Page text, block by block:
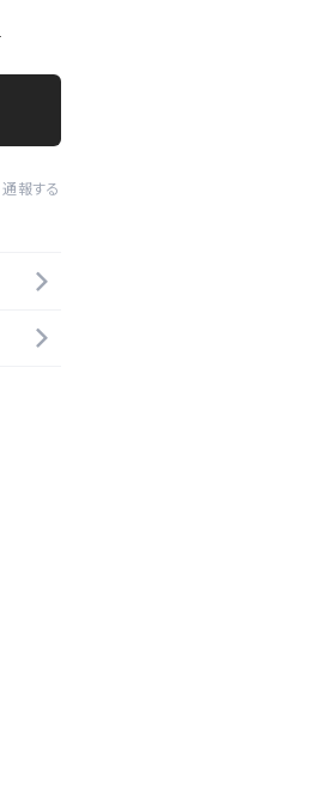
通報する